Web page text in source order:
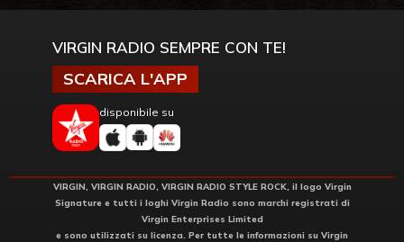
VIRGIN RADIO SEMPRE CON TE!
SCARICA L'APP
disponibile su
VIRGIN, VIRGIN RADIO, VIRGIN RADIO STYLE ROCK, il logo Virgin
Signature e tutti i loghi Virgin Radio sono marchi registrati di
Virgin Enterprises Limited
e sono utilizzati su licenza. Per tutte le informazioni su Virgin